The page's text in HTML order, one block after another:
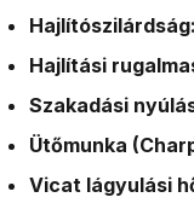
Hajlítószilárdság:
Hajlítási
Szakadási
Ütőmunka
Vicat lágyulási